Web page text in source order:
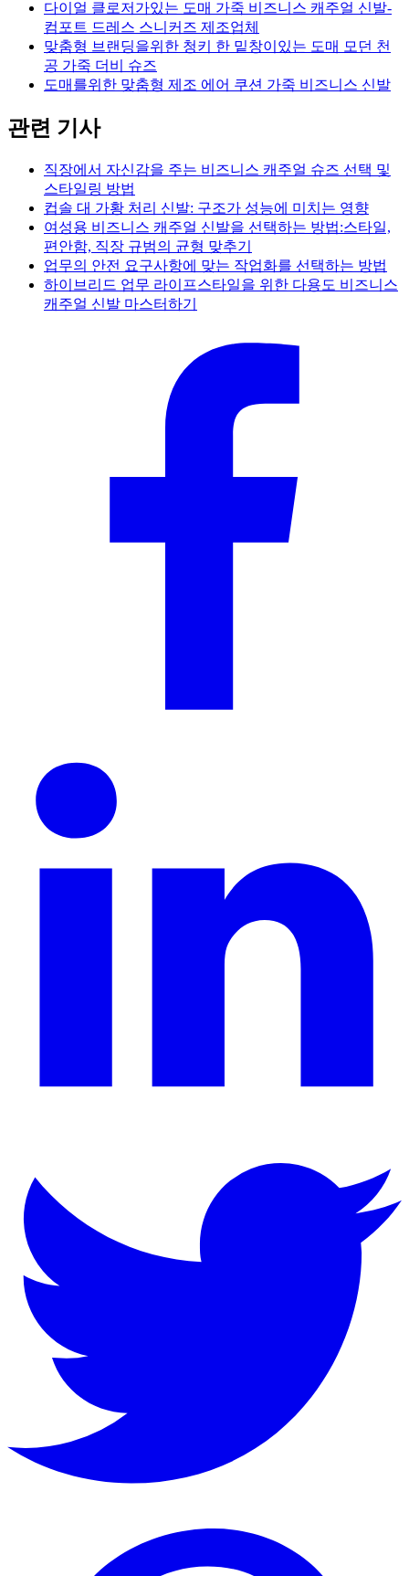
다이얼 클로저가있는 도매 가죽 비즈니스 캐주얼 신발-
컴포트 드레스 스니커즈 제조업체
맞춤형 브랜딩을위한 청키 한 밑창이있는 도매 모던 천
공 가죽 더비 슈즈
도매를위한 맞춤형 제조 에어 쿠션 가죽 비즈니스 신발
관련 기사
직장에서 자신감을 주는 비즈니스 캐주얼 슈즈 선택 및
스타일링 방법
컵솔 대 가황 처리 신발: 구조가 성능에 미치는 영향
여성용 비즈니스 캐주얼 신발을 선택하는 방법:스타일,
편안함, 직장 규범의 균형 맞추기
업무의 안전 요구사항에 맞는 작업화를 선택하는 방법
하이브리드 업무 라이프스타일을 위한 다용도 비즈니스
캐주얼 신발 마스터하기